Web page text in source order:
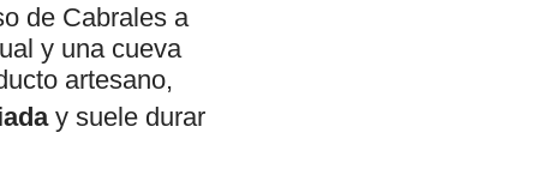
de Cabrales a
y una cueva
artesano,
y suele durar